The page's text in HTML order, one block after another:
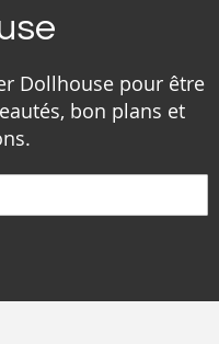
Dollhouse pour être
bon plans et